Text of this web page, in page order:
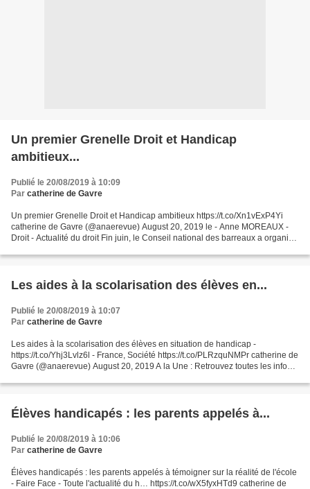
Un premier Grenelle Droit et Handicap
ambitieux...
Publié le 20/08/2019 à 10:09
Par catherine de Gavre
Un premier Grenelle Droit et Handicap ambitieux https://t.co/Xn1vExP4Yi
catherine de Gavre (@anaerevue) August 20, 2019 le - Anne MOREAUX -
Droit - Actualité du droit Fin juin, le Conseil national des barreaux a organisé
Les aides à la scolarisation des élèves en...
Publié le 20/08/2019 à 10:07
Par catherine de Gavre
Les aides à la scolarisation des élèves en situation de handicap -
https://t.co/Yhj3Lvlz6l - France, Société https://t.co/PLRzquNMPr catherine de
Gavre (@anaerevue) August 20, 2019 A la Une : Retrouvez toutes les infos
Élèves handicapés : les parents appelés à...
Publié le 20/08/2019 à 10:06
Par catherine de Gavre
Élèves handicapés : les parents appelés à témoigner sur la réalité de l'école
- Faire Face - Toute l'actualité du h… https://t.co/wX5fyxHTd9 catherine de